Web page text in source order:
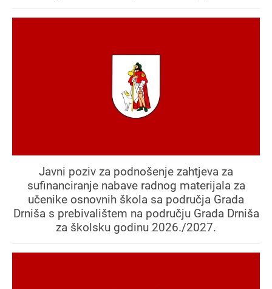
Javni poziv za podnošenje zahtjeva za
sufinanciranje nabave radnog materijala za
učenike osnovnih škola sa područja Grada
Drniša s prebivalištem na području Grada Drniša
za školsku godinu 2026./2027.